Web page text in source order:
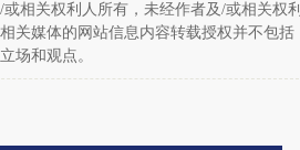
相关权利人所有，未经作者及/或相关权利
关媒体的网站信息内容转载授权并不包括
场和观点。